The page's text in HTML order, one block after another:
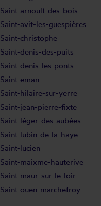
Saint-arnoult-des-bois
Saint-avit-les-guespières
Saint-christophe
Saint-denis-des-puits
Saint-denis-les-ponts
Saint-eman
Saint-hilaire-sur-yerre
Saint-jean-pierre-fixte
Saint-léger-des-aubées
Saint-lubin-de-la-haye
Saint-lucien
Saint-maixme-hauterive
Saint-maur-sur-le-loir
Saint-ouen-marchefroy